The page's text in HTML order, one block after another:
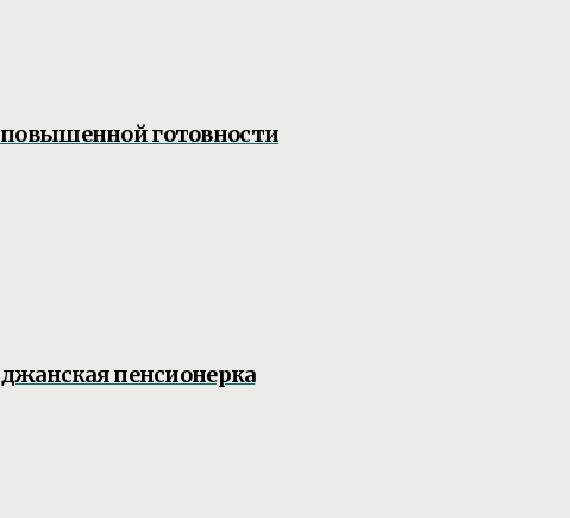
готовности
пенсионерка